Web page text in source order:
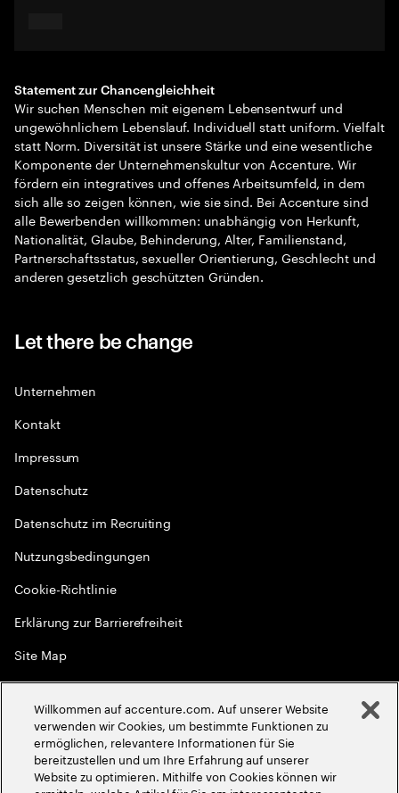
Statement zur Chancengleichheit
Wir suchen Menschen mit eigenem Lebensentwurf und
ungewöhnlichem Lebenslauf. Individuell statt uniform. Vielfalt
statt Norm. Diversität ist unsere Stärke und eine wesentliche
Komponente der Unternehmenskultur von Accenture. Wir
fördern ein integratives und offenes Arbeitsumfeld, in dem
sich alle so zeigen können, wie sie sind. Bei Accenture sind
alle Bewerbenden willkommen: unabhängig von Herkunft,
Nationalität, Glaube, Behinderung, Alter, Familienstand,
Partnerschaftsstatus, sexueller Orientierung, Geschlecht und
anderen gesetzlich geschützten Gründen.
Let there be change
Unternehmen
Kontakt
Impressum
Datenschutz
Datenschutz im Recruiting
Nutzungsbedingungen
Cookie-Richtlinie
Erklärung zur Barrierefreiheit
Site Map
Globale Meritokratie
2026Accenture. Alle Rechte vorbehalten
Willkommen auf accenture.com. Auf unserer Website
verwenden wir Cookies, um bestimmte Funktionen zu
ermöglichen, relevantere Informationen für Sie
bereitzustellen und um Ihre Erfahrung auf unserer
Website zu optimieren. Mithilfe von Cookies können wir